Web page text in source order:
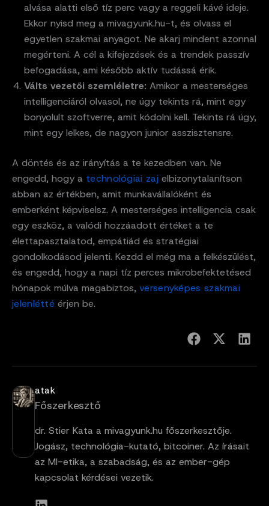
alvása alatti első tíz perc vagy a reggeli kávé ideje.
Ekkor nyisd meg a mivagyunk.hu-t, és olvass el
egyetlen szakmai anyagot. Ne akarj mindent azonnal
megérteni. A cél a kifejezések és a trendek passzív
befogadása, ami később aktív tudássá érik.
Válts vezetői szemléletre: Amikor a mesterséges
intelligenciáról olvasol, ne úgy tekints rá, mint egy
bonyolult szoftverre, amit kódolni kell. Tekints rá úgy,
mint egy lelkes, de nagyon junior asszisztensre.
A döntés és az irányítás a te kezedben van. Ne
engedd, hogy a technológiai zajelbizonytalanítson
abban az értékben, amit munkavállalóként és
emberként képviselsz. A mesterséges intelligencia csak
egy eszköz, a valódi hozzáadott értéket a te
élettapasztalatod, empátiád és stratégiai
gondolkodásod jelenti. Kezdd el még ma a felkészülést,
és engedd, hogy a napi tíz perces mikrobefektetésed
hónapok múlva magabiztos, versenyképes szakmai
jelenlétté érjen be.
atak
Főszerkesztő
dr. Stier Kata a mivagyunk.hu főszerkesztője.
Jogász, technológia-kutató, bitcoiner. Az írásait
az MI-etika, a szabadság, és az ember-gép
kapcsolat kérdései vezetik.